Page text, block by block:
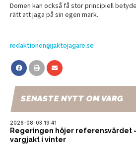
Domen kan också få stor principiell
rätt att jaga på sin egen mark.
redaktionen@jaktojagare.se
SENASTE NYTT OM VARG
2026-08-03 19:41
Regeringen höjer referensvärdet
vargjakt i vinter